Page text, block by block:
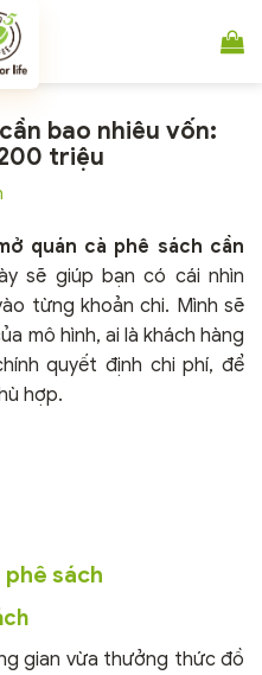
bao nhiêu vốn:
triệu
quán cà phê sách cần
sẽ giúp bạn có cái nhìn
từng khoản chi. Mình sẽ
mô hình, ai là khách hàng
quyết định chi phí, để
hợp.
phê sách
gian vừa thưởng thức đồ